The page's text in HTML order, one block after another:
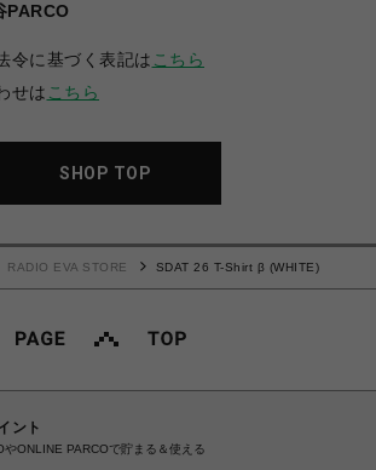
PARCO
令に基づく表記は こちら
せは こちら
SHOP TOP
RADIO EVA STORE SDAT 26 T-Shirt β (WHITE)
ント
やONLINE PARCOで貯まる＆使える